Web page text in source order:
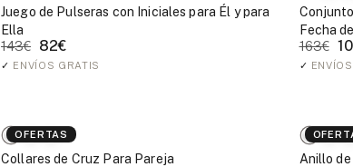
Juego de Pulseras con Iniciales para Él y para
Ella
143€ 82€
✓ ENVÍOS GRATIS
Fecha
163€
✓
OFERTAS
Collares de Cruz Para Pareja Anillo